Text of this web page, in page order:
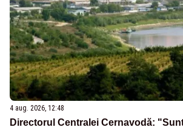
4 aug. 2026, 12:48
Directorul Centralei Cernavodă: